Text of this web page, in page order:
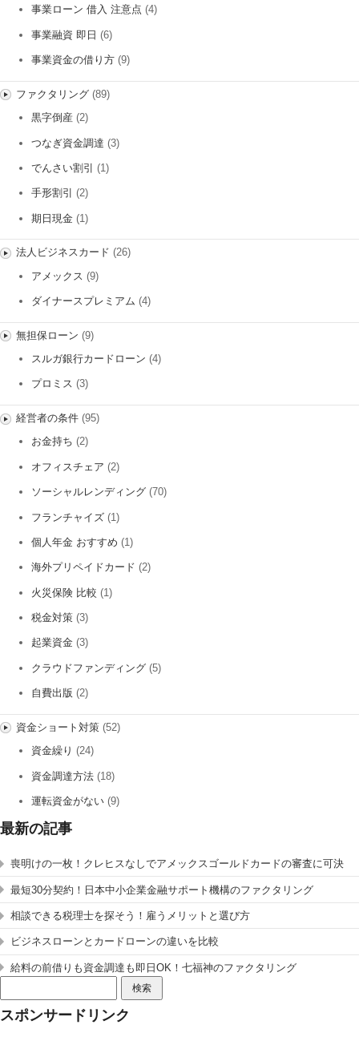
事業ローン 借入 注意点 (4)
事業融資 即日 (6)
事業資金の借り方 (9)
ファクタリング(89)
黒字倒産 (2)
つなぎ資金調達 (3)
でんさい割引 (1)
手形割引 (2)
期日現金 (1)
法人ビジネスカード (26)
アメックス (9)
ダイナースプレミアム (4)
無担保ローン (9)
スルガ銀行カードローン (4)
プロミス (3)
経営者の条件(95)
お金持ち (2)
オフィスチェア (2)
ソーシャルレンディング (70)
フランチャイズ (1)
個人年金 おすすめ (1)
海外プリペイドカード (2)
火災保険 比較 (1)
税金対策 (3)
起業資金 (3)
クラウドファンディング (5)
自費出版 (2)
資金ショート対策(52)
資金繰り (24)
資金調達方法 (18)
運転資金がない (9)
最新の記事
喪明けの一枚！クレヒスなしでアメックスゴールドカードの審査に可決
最短30分契約！日本中小企業金融サポート機構のファクタリング
相談できる税理士を探そう！雇うメリットと選び方
ビジネスローンとカードローンの違いを比較
給料の前借りも資金調達も即日OK！七福神のファクタリング
索:
スポンサードリンク